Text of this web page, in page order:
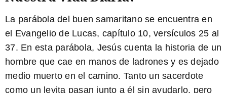
La parábola del buen samaritano se encuentra en
el Evangelio de Lucas, capítulo 10, versículos 25 al
37. En esta parábola, Jesús cuenta la historia de un
hombre que cae en manos de ladrones y es dejado
medio muerto en el camino. Tanto un sacerdote
como un levita pasan junto a él sin ayudarlo, pero